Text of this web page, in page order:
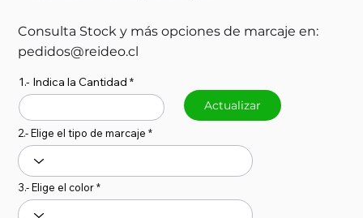
Consulta Stock y más opciones de marcaje en:
pedidos@reideo.cl
1.- Indica la Cantidad
Actualizar
2.- Elige el tipo de marcaje
3.- Elige el color